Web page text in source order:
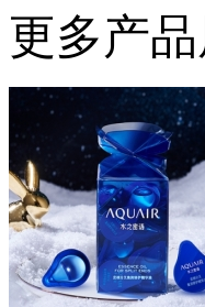
更多产